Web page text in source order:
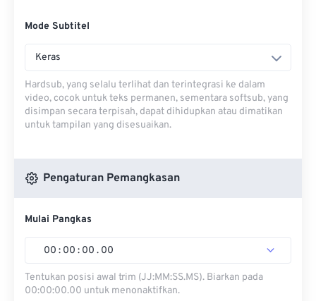
Mode Subtitel
Keras
Hardsub, yang selalu terlihat dan terintegrasi ke dalam
video, cocok untuk teks permanen, sementara softsub, yang
disimpan secara terpisah, dapat dihidupkan atau dimatikan
untuk tampilan yang disesuaikan.
Pengaturan Pemangkasan
Mulai Pangkas
00 : 00 : 00 . 00
Tentukan posisi awal trim (JJ:MM:SS.MS). Biarkan pada
00:00:00.00 untuk menonaktifkan.